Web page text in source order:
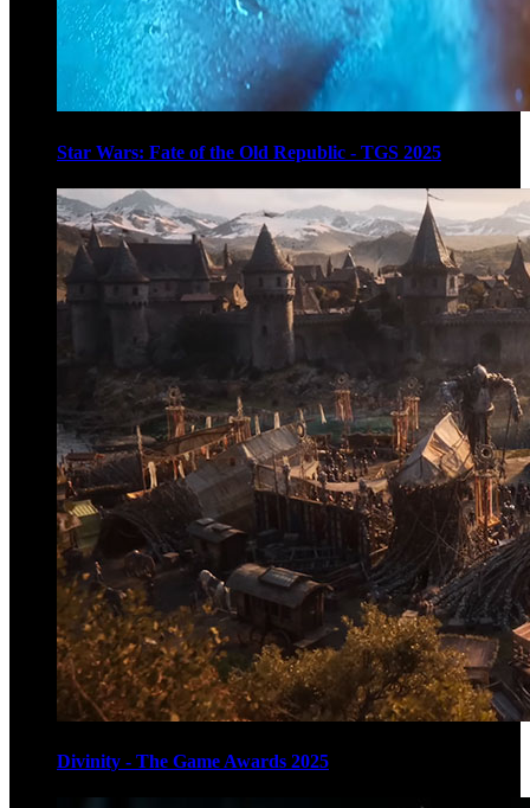
Star Wars: Fate of the Old Republic - TGS 2025
Divinity - The Game Awards 2025